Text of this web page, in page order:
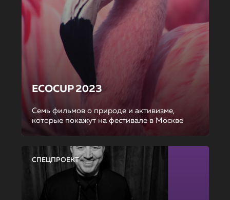
ECOCUP 2023
Семь фильмов о природе и активизме,
которые покажут на фестивале в Москве
СПЕЦПРОЕКТ